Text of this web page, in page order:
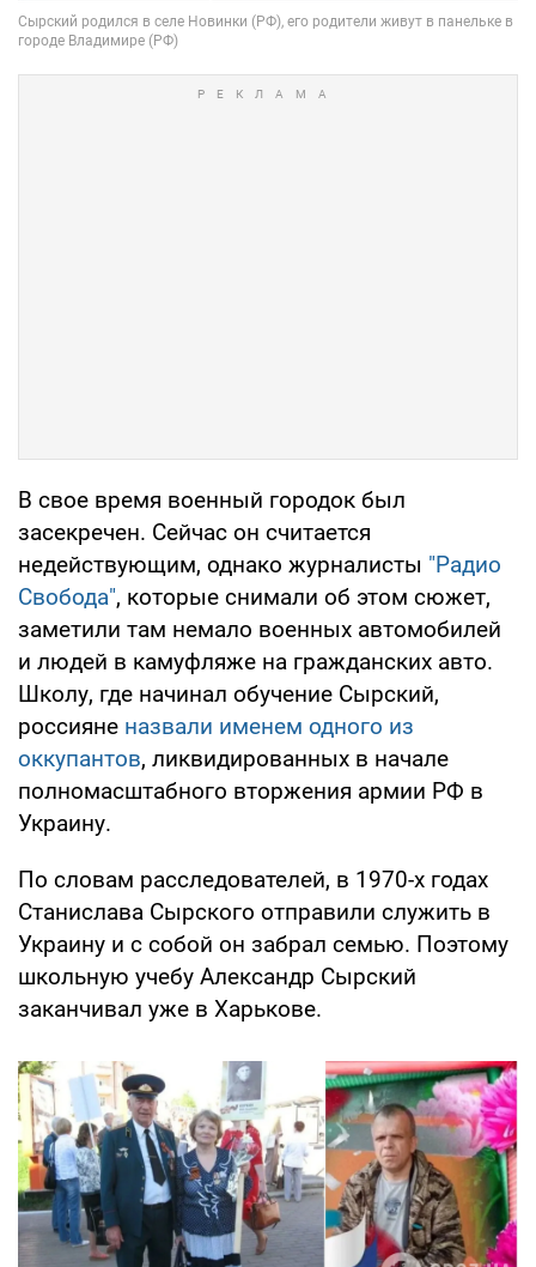
В свое время военный городок был
засекречен. Сейчас он считается
недействующим, однако журналисты "Радио
Свобода", которые снимали об этом сюжет,
заметили там немало военных автомобилей
и людей в камуфляже на гражданских авто.
Школу, где начинал обучение Сырский,
россияне назвали именем одного из
оккупантов, ликвидированных в начале
полномасштабного вторжения армии РФ в
Украину.
По словам расследователей, в 1970-х годах
Станислава Сырского отправили служить в
Украину и с собой он забрал семью. Поэтому
школьную учебу Александр Сырский
заканчивал уже в Харькове.